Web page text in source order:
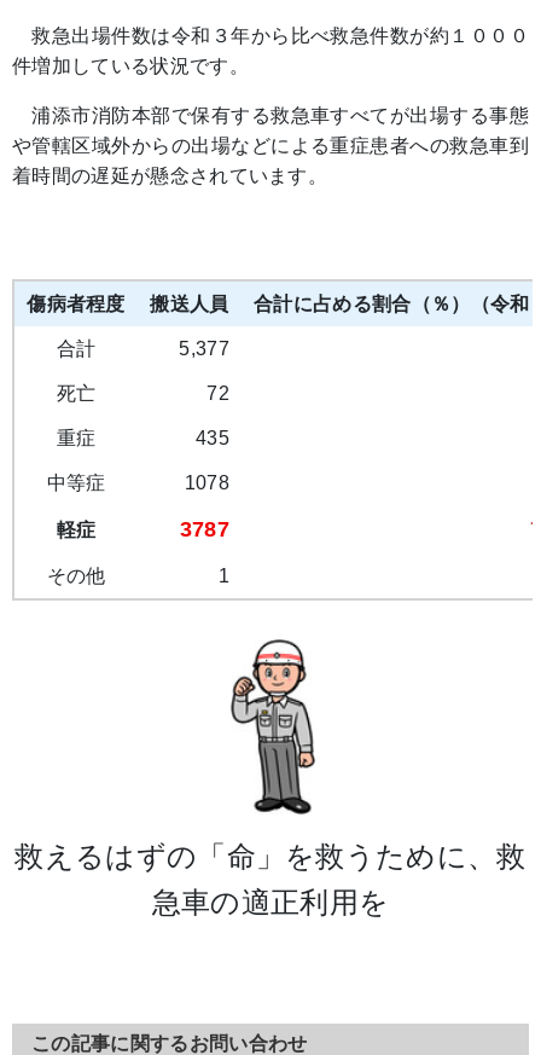
救急出場件数は令和３年から比べ救急件数が約１０００
件増加している状況です。
浦添市消防本部で保有する救急車すべてが出場する事態
や管轄区域外からの出場などによる重症患者への救急車到
着時間の遅延が懸念されています。
傷病者程度 搬送人員 合計に占める割合（％）（令和
合計 5,377
死亡 72
重症 435
中等症 1078
軽症 3787
その他 1
救えるはずの「命」を救うために、救
急車の適正利用を
この記事に関するお問い合わせ